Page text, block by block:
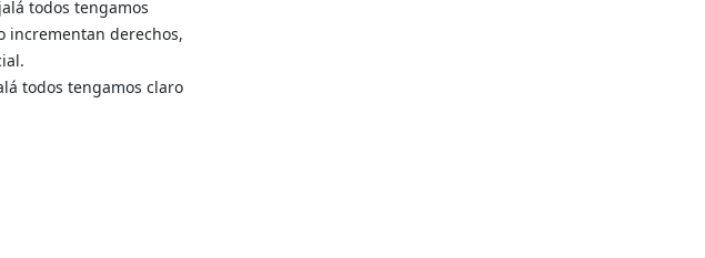
todos tengamos
incrementan derechos,
todos tengamos claro